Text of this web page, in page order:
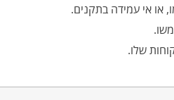
או אי עמידה בתקנים.
שלו.